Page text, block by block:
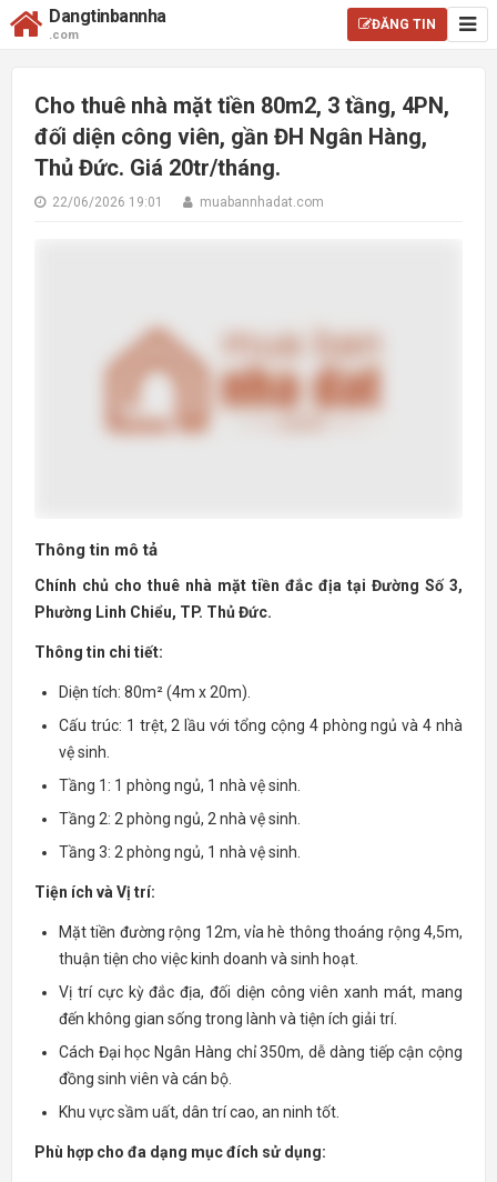
Dangtinbannha
.com
ĐĂNG TIN
Cho thuê nhà mặt tiền 80m2, 3 tầng, 4PN,
đối diện công viên, gần ĐH Ngân Hàng,
Thủ Đức. Giá 20tr/tháng.
22/06/2026 19:01 muabannhadat.com
Thông tin mô tả
Chính chủ cho thuê nhà mặt tiền đắc địa tại Đường Số 3,
Phường Linh Chiểu, TP. Thủ Đức.
Thông tin chi tiết:
Diện tích: 80m² (4m x 20m).
Cấu trúc: 1 trệt, 2 lầu với tổng cộng 4 phòng ngủ và 4 nhà
vệ sinh.
Tầng 1: 1 phòng ngủ, 1 nhà vệ sinh.
Tầng 2: 2 phòng ngủ, 2 nhà vệ sinh.
Tầng 3: 2 phòng ngủ, 1 nhà vệ sinh.
Tiện ích và Vị trí:
Mặt tiền đường rộng 12m, vỉa hè thông thoáng rộng 4,5m,
thuận tiện cho việc kinh doanh và sinh hoạt.
Vị trí cực kỳ đắc địa, đối diện công viên xanh mát, mang
đến không gian sống trong lành và tiện ích giải trí.
Cách Đại học Ngân Hàng chỉ 350m, dễ dàng tiếp cận cộng
đồng sinh viên và cán bộ.
Khu vực sầm uất, dân trí cao, an ninh tốt.
Phù hợp cho đa dạng mục đích sử dụng: